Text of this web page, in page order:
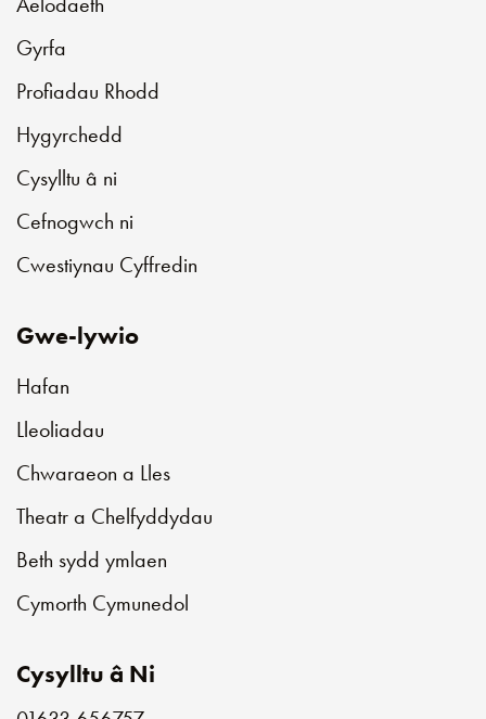
Gyrfa
Profiadau Rhodd
Hygyrchedd
Cysylltu â ni
Cefnogwch ni
Cwestiynau Cyffredin
Gwe-lywio
Hafan
Lleoliadau
Chwaraeon a Lles
Theatr a Chelfyddydau
Beth sydd ymlaen
Cymorth Cymunedol
Cysylltu â Ni